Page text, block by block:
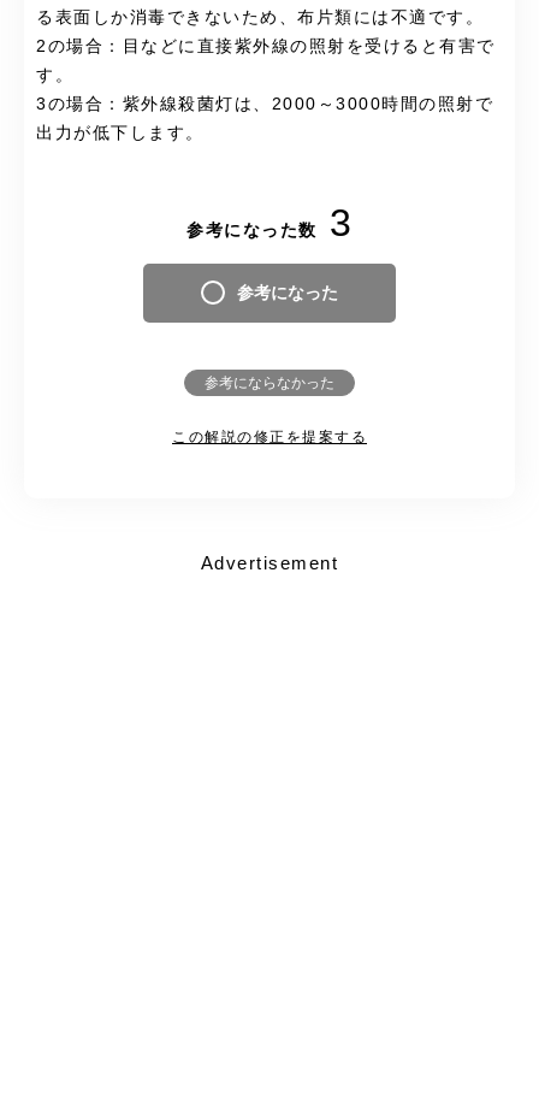
る表面しか消毒できないため、布片類には不適です。
2の場合：目などに直接紫外線の照射を受けると有害で
す。
3の場合：紫外線殺菌灯は、2000～3000時間の照射で
出力が低下します。
参考になった数 3
参考になった
参考にならなかった
この解説の修正を提案する
Advertisement